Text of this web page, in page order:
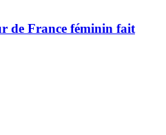
de France féminin fait